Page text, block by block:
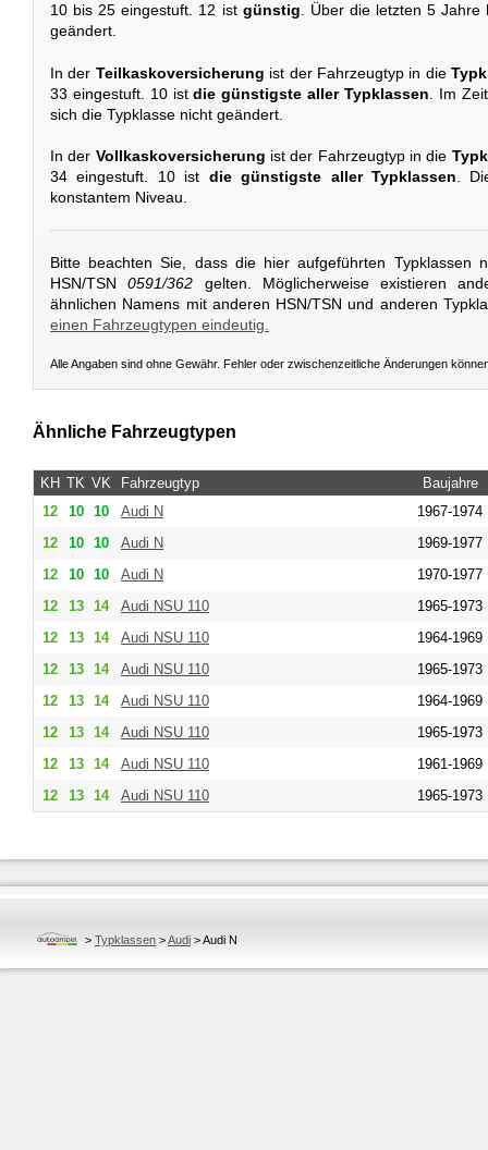
10 bis 25 eingestuft. 12 ist günstig . Über die letzten 5
geändert.
In der Teilkaskoversicherung ist der Fahrzeugtyp in die
33 eingestuft. 10 istdie günstigste aller Typklassen . Im
sich die Typklasse nicht geändert.
In der Vollkaskoversicherung ist der Fahrzeugtyp in die
34 eingestuft. 10 ist die günstigste aller Typklassen.
konstantem Niveau.
Bitte beachten Sie, dass die hier aufgeführten Typklassen
HSN/TSN0591/362 gelten. Möglicherweise existieren
ähnlichen Namens mit anderen HSN/TSN und anderen
einen Fahrzeugtypen eindeutig.
Alle Angaben sind ohne Gewähr. Fehler oder zwischenzeitliche Änderungen
Ähnliche Fahrzeugtypen
KH TK VK Fahrzeugtyp
Baujahre
12
10 10 Audi N
1967-1974
12
10 10 Audi N
1969-1977
12
10 10 Audi N
1970-1977
12
13 14 Audi NSU 110
1965-1973
12
13 14 Audi NSU 110
1964-1969
12
13 14 Audi NSU 110
1965-1973
12
13 14 Audi NSU 110
1964-1969
12
13 14 Audi NSU 110
1965-1973
12
13 14 Audi NSU 110
1961-1969
12
13 14 Audi NSU 110 1965-1973
> Typklassen >Audi >Audi N